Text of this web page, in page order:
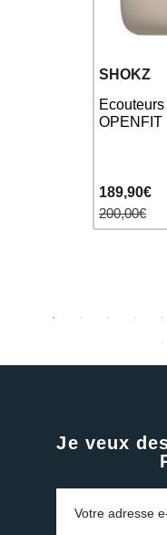
SHOKZ
OPENFIT
189,90€
200,00€
Je veux